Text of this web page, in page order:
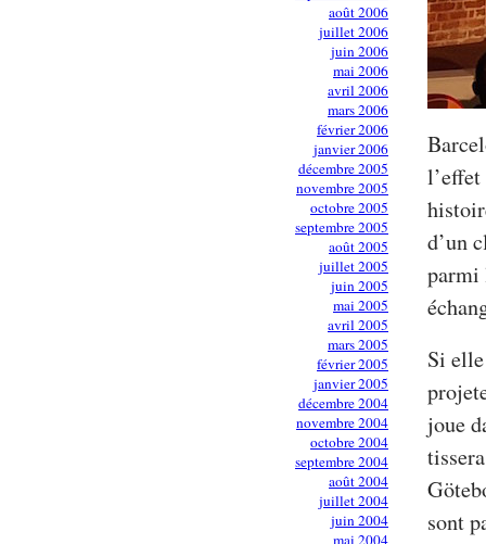
août 2006
juillet 2006
juin 2006
mai 2006
avril 2006
mars 2006
février 2006
janvier 2006
décembre 2005
novembre 2005
octobre 2005
septembre 2005
août 2005
juillet 2005
juin 2005
mai 2005
avril 2005
mars 2005
février 2005
janvier 2005
décembre 2004
novembre 2004
octobre 2004
septembre 2004
août 2004
juillet 2004
juin 2004
mai 2004
d’un
parmi
Si
joue
sont